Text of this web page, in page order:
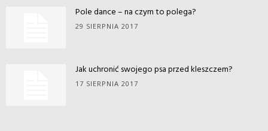
Pole dance – na czym to polega?
29 SIERPNIA 2017
Jak uchronić swojego psa przed kleszczem?
17 SIERPNIA 2017